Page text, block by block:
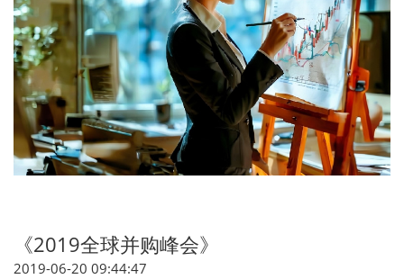
《2019全球并购峰会》
2019-06-20 09:44:47